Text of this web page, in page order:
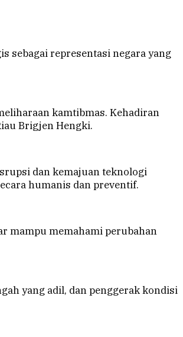
sebagai representasi negara yang
kamtibmas. Kehadiran
Brigjen Hengki.
dan kemajuan teknologi
humanis dan preventif.
mampu memahami perubahan
yang adil, dan penggerak kondisi